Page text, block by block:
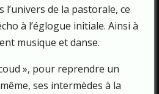
de la pastorale, ce
à l’églogue initiale. Ainsi à
musique et danse.
», pour reprendre un
ses intermèdes à la